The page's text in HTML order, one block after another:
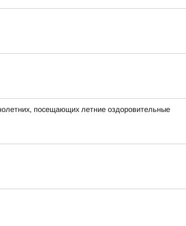
посещающих летние оздоровительные